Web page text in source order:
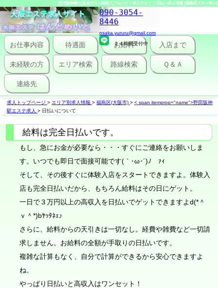
野田阪神駅の風俗エステ高収入アルバイト求人サイト｜日払い求人情報 [福島区エステ求人]
090-3054-
8446
osaka.yururu@gmail.com
２４時間受付中
お仕事内容 待遇面 お給料 入店まで
未経験の方 エリア検索 路線検索 Ｑ＆Ａ
連絡先
求人トップページ > エリア別求人情報 > 福島区(大阪市) > < span itemprop="name">野田阪神
駅エステ求人 > 日払いについて
給料は完全日払いです。
もし、急にお金が必要なら・・・すぐにご連絡をお願いしま
す。いつでも即日で面接可能です(｀･ω･´)ﾉ ｧｨ
そして、その後すぐに体験入店をスタートできますよ。体験入
店も完全日払いだから、もちろん給料はその日にゲット。
一日で３万円以上の高収入を日払いでゲットできますよd(*＾
ｖ＾*)bﾔｯﾀﾈｪ♪
さらに、給料からの天引きは一切なし。経費や雑費など一切請
求しません。お給料の全額が手取りの日払いです。
複雑な計算もなく、自分で計算ができるから安心できますよ
ね。
やっぱり日払いと高収入はワンセット！